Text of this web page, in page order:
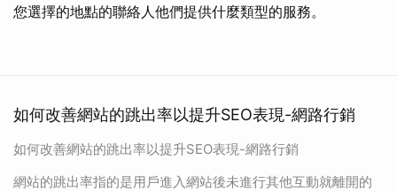
您選擇的地點的聯絡人他們提供什麼類型的服務。
如何改善網站的跳出率以提升SEO表現-網路行銷
如何改善網站的跳出率以提升SEO表現-網路行銷
網站的跳出率指的是用戶進入網站後未進行其他互動就離開的